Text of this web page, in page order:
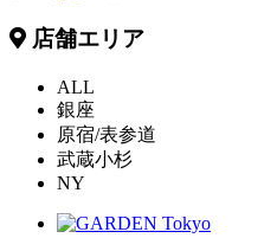
店舗エリア
ALL
銀座
原宿/表参道
武蔵小杉
NY